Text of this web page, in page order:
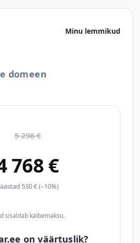
Minu lemmikud
domeen
5 298 €
768 €
530 € (–10%)
sisaldab käibemaksu.
on väärtuslik?